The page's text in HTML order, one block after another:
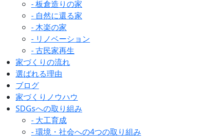
- 板倉造りの家
- 自然に還る家
- 木楽の家
- リノベーション
- 古民家再生
家づくりの流れ
選ばれる理由
ブログ
家づくりノウハウ
SDGsへの取り組み
- 大工育成
- 環境・社会への4つの取り組み